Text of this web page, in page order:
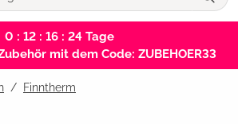
0 : 12 : 16 : 24Tage
mit dem Code: ZUBEHOER33
/ Finntherm